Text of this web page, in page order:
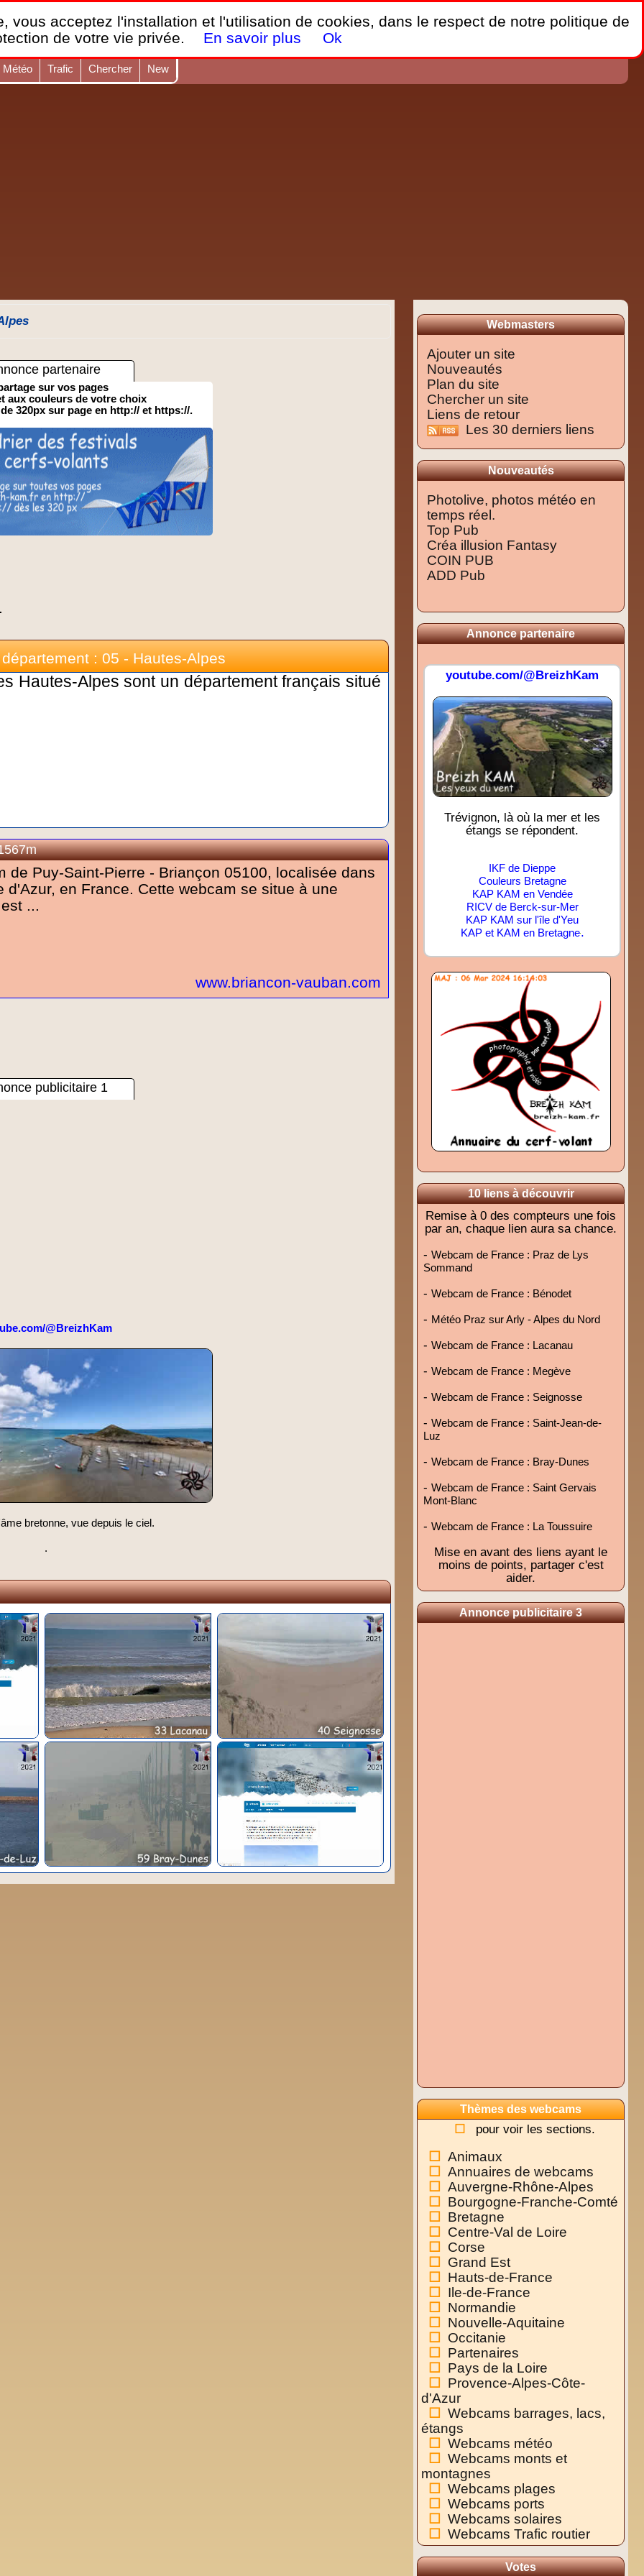
France Webcams,
Les webcams sur mobiles, portables et PC.
Météo Trafic Chercher New
partenaire
sur vos pages
aux couleurs de votre choix
320px sur page en http:// et https://.
: 05 - Hautes-Alpes
Hautes-Alpes sont un département français situé
de Puy-Saint-Pierre - Briançon 05100, localisée dans
d'Azur, en France. Cette webcam se situe à une
...
www.briancon-vauban.com
publicitaire 1
@BreizhKam
bretonne, vue depuis le ciel.
.
Webmasters
Ajouter un site
Nouveautés
Plan du site
Chercher un site
Liens de retour
Les 30 derniers liens
Nouveautés
Photolive, photos météo en
temps réel.
Top Pub
Créa illusion Fantasy
COIN PUB
ADD Pub
Annonce partenaire
youtube.com/@BreizhKam
Trévignon, là où la mer et les
étangs se répondent.
IKF de Dieppe
Couleurs Bretagne
KAP KAM en Vendée
RICV de Berck-sur-Mer
KAP KAM sur l'île d'Yeu
KAP et KAM en Bretagne.
10 liens à découvrir
Remise à 0 des compteurs une fois
par an, chaque lien aura sa chance.
- Webcam de France : Praz de Lys
Sommand
- Webcam de France : Bénodet
- Météo Praz sur Arly - Alpes du Nord
- Webcam de France : Lacanau
- Webcam de France : Megève
- Webcam de France : Seignosse
- Webcam de France : Saint-Jean-de-
Luz
- Webcam de France : Bray-Dunes
- Webcam de France : Saint Gervais
Mont-Blanc
- Webcam de France : La Toussuire
Mise en avant des liens ayant le
moins de points, partager c'est
aider.
Annonce publicitaire 3
Thèmes des webcams
pour voir les sections.
Animaux
Annuaires de webcams
Auvergne-Rhône-Alpes
Bourgogne-Franche-Comté
Bretagne
Centre-Val de Loire
Corse
Grand Est
Hauts-de-France
Ile-de-France
Normandie
Nouvelle-Aquitaine
Occitanie
Partenaires
Pays de la Loire
Provence-Alpes-Côte-
d'Azur
Webcams barrages, lacs,
étangs
Webcams météo
Webcams monts et
montagnes
Webcams plages
Webcams ports
Webcams solaires
Webcams Trafic routier
Votes
vous acceptez l'installation et l'utilisation de cookies, dans le respect de notre politique de
de votre vie privée.
En savoir plus Ok